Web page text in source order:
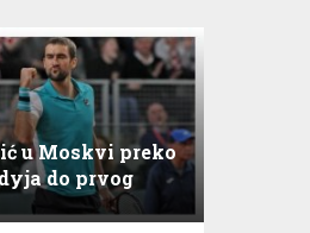
u Moskvi preko
do prvog
sezone